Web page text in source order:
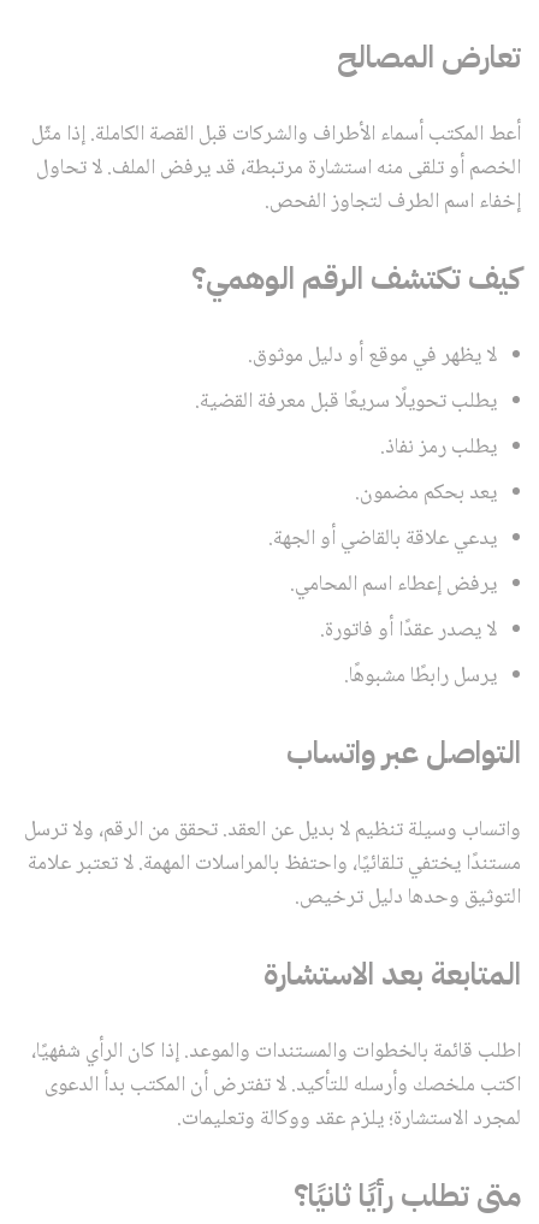
تعارض المصالح
أعط المكتب أسماء الأطراف والشركات قبل القصة الكاملة. إذا مثّل
الخصم أو تلقى منه استشارة مرتبطة، قد يرفض الملف. لا تحاول
إخفاء اسم الطرف لتجاوز الفحص.
كيف تكتشف الرقم الوهمي؟
لا يظهر في موقع أو دليل موثوق.
يطلب تحويلًا سريعًا قبل معرفة القضية.
يطلب رمز نفاذ.
يعد بحكم مضمون.
يدعي علاقة بالقاضي أو الجهة.
يرفض إعطاء اسم المحامي.
لا يصدر عقدًا أو فاتورة.
يرسل رابطًا مشبوهًا.
التواصل عبر واتساب
واتساب وسيلة تنظيم لا بديل عن العقد. تحقق من الرقم، ولا ترسل
مستندًا يختفي تلقائيًا، واحتفظ بالمراسلات المهمة. لا تعتبر علامة
التوثيق وحدها دليل ترخيص.
المتابعة بعد الاستشارة
اطلب قائمة بالخطوات والمستندات والموعد. إذا كان الرأي شفهيًا،
اكتب ملخصك وأرسله للتأكيد. لا تفترض أن المكتب بدأ الدعوى
لمجرد الاستشارة؛ يلزم عقد ووكالة وتعليمات.
متى تطلب رأيًا ثانيًا؟